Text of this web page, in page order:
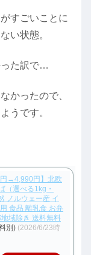
すごいことに
い状態。
った訳で…
かったので、
うです。
円→4,990円】北欧
（選べる1kg・
ノルウェー産 イ
食品 離乳食 お弁
域除き 送料無料
別) (2026/6/23時